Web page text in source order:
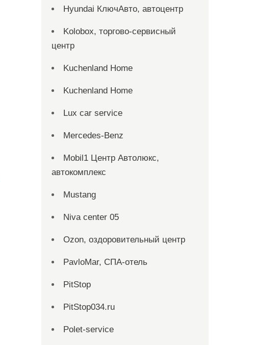
Hyundai КлючАвто, автоцентр
Kolobox, торгово-сервисный
центр
Kuchenland Home
Kuchenland Home
Lux car service
Mercedes-Benz
Mobil1 Центр Автолюкс,
автокомплекс
Mustang
Niva center 05
Ozon, оздоровительный центр
PavloMar, СПА-отель
PitStop
PitStop034.ru
Polet-service